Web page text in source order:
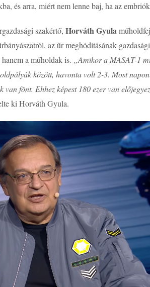
és arra, miért nem lenne baj, ha az
szakértő, Horváth Gyula
az űr meghódításának
a műholdak is. „Amikor a MASAT-1
között, havonta volt 2-3. Most
van fönt. Ehhez képest 180 ezer van
ki Horváth Gyula.